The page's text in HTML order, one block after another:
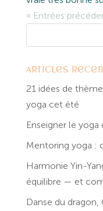
« Entrées
Articles
21 idées de
yoga cet été
Enseigner le yoga
Mentoring yoga :
Harmonie Yin-
équilibre — et
Danse du dragon,